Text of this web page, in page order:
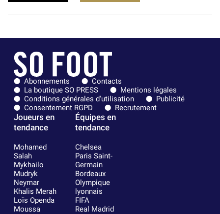
Abonnements
Contacts
La boutique SO PRESS
Mentions légales
Conditions générales d'utilisation
Publicité
Consentement RGPD
Recrutement
Joueurs en
tendance
Mohamed
Salah
Mykhailo
Mudryk
Neymar
Khalis Merah
Loïs Openda
Moussa
Équipes en
tendance
Chelsea
Paris Saint-
Germain
Bordeaux
Olympique
lyonnais
FIFA
Real Madrid